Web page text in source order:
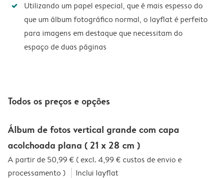
Utilizando um papel especial, que é mais espesso do
que um álbum fotográfico normal, o layflat é perfeito
para imagens em destaque que necessitam do
espaço de duas páginas
Todos os preços e opções
Álbum de fotos vertical grande com capa
acolchoada plana ( 21 x 28 cm )
A partir de 50,99 € ( excl. 4,99 € custos de envio e
processamento )
Inclui layflat